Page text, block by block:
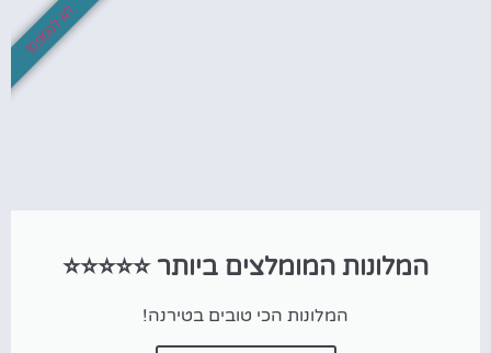
המלונות המומלצים ביותר ⭐⭐⭐⭐⭐
המלונות הכי טובים בטירנה!
לא לפספס!